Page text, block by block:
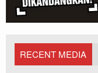
RECENT MEDIA